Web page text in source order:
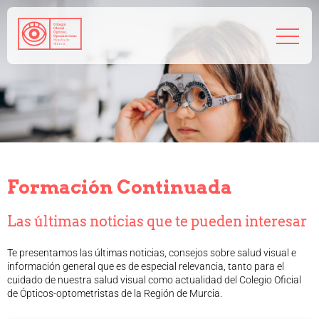
Salud visual
Preguntas frecuentes
Profesionales
Precolegiación
Empleo
Tablón de anuncios
Formación Continuada
Las últimas noticias que te pueden interesar
Te presentamos las últimas noticias, consejos sobre salud visual e
información general que es de especial relevancia, tanto para el
cuidado de nuestra salud visual como actualidad del Colegio Oficial
de Ópticos-optometristas de la Región de Murcia.